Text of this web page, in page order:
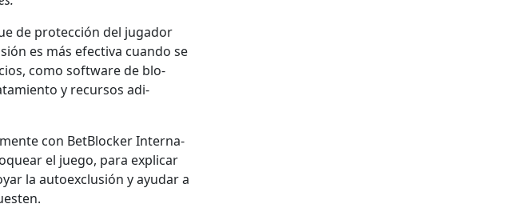
de pro­tec­ción del jugador
es más efec­ti­va cuan­do se
como soft­ware de blo­
y recur­sos adi­
con Bet­Block­er Inter­na­
el juego, para explicar
la autoex­clusión y ayu­dar a